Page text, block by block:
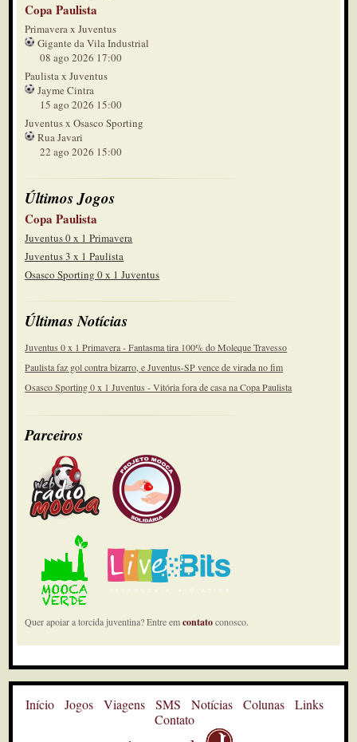
Copa Paulista
Primavera x Juventus
Gigante da Vila Industrial
08 ago 2026 17:00
Paulista x Juventus
Jayme Cintra
15 ago 2026 15:00
Juventus x Osasco Sporting
Rua Javari
22 ago 2026 15:00
Últimos Jogos
Copa Paulista
Juventus 0 x 1 Primavera
Juventus 3 x 1 Paulista
Osasco Sporting 0 x 1 Juventus
Últimas Notícias
Juventus 0 x 1 Primavera - Fantasma tira 100% do Moleque Travesso
Paulista faz gol contra bizarro, e Juventus-SP vence de virada no fim
Osasco Sporting 0 x 1 Juventus - Vitória fora de casa na Copa Paulista
Parceiros
Quer apoiar a torcida juventina? Entre emcontatoconosco.
Início Jogos Viagens SMS Notícias Colunas
Links
Contato